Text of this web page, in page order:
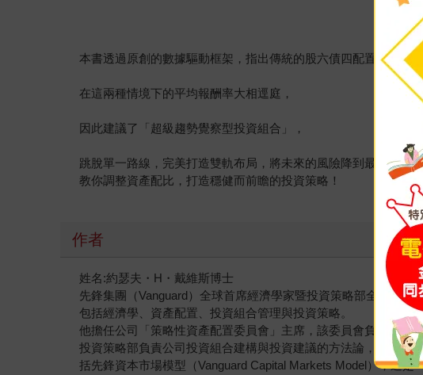
本書透過原創的數據驅動框架，指出傳統的股六債四配置，
在這兩種情境下的平均報酬率大相逕庭，
因此建議了「超級趨勢覺察型投資組合」，
跳脫單一路線，完美打造雙軌布局，將未來的風險降到最低，
教你調整資產配比，打造穩健而前瞻的投資策略！
作者
姓名:約瑟夫・H・戴維斯博士
先鋒集團（Vanguard）全球首席經濟學家暨投資策略部全球主
包括經濟學、資產配置、投資組合管理與投資策略。
他擔任公司「策略性資產配置委員會」主席，該委員會負責管理
投資策略部負責公司投資組合建構與投資建議的方法論，並針對
括先鋒資本市場模型（Vanguard Capital Markets Model），這是